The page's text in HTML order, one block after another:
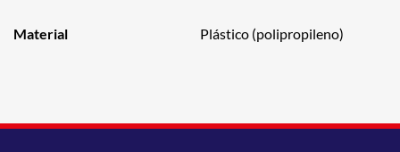
Material Plástico (polipropileno)